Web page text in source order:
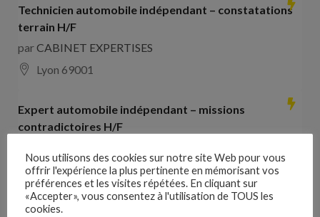
Technicien automobile indépendant – constatations
terrain H/F
parCABINET EXPERTISES
Lyon 69001
Expert automobile indépendant – missions
contradictoires H/F
Lyon 69001
Collaborateur comptable H/F
Nous utilisons des cookies sur notre site Web pour vous
offrir l'expérience la plus pertinente en mémorisant vos
préférences et les visites répétées. En cliquant sur
«Accepter», vous consentez à l'utilisation de TOUS les
cookies.